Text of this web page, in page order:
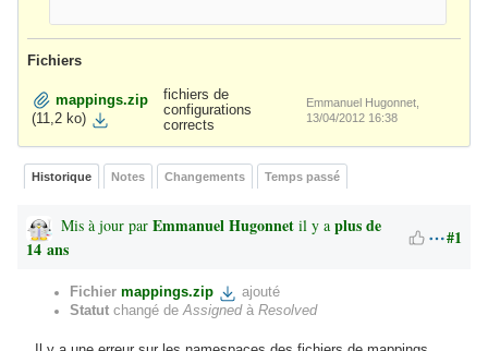
Fichiers
mappings.zip
(11,2 ko)
fichiers de
configurations
corrects
Emmanuel Hugonnet,
13/04/2012 16:38
Historique Notes Changements Temps passé
Mis à jour par Emmanuel Hugonnet il y a plus de
14 ans
#1
Fichier mappings.zip
ajouté
Statut changé deAssignedà Resolved